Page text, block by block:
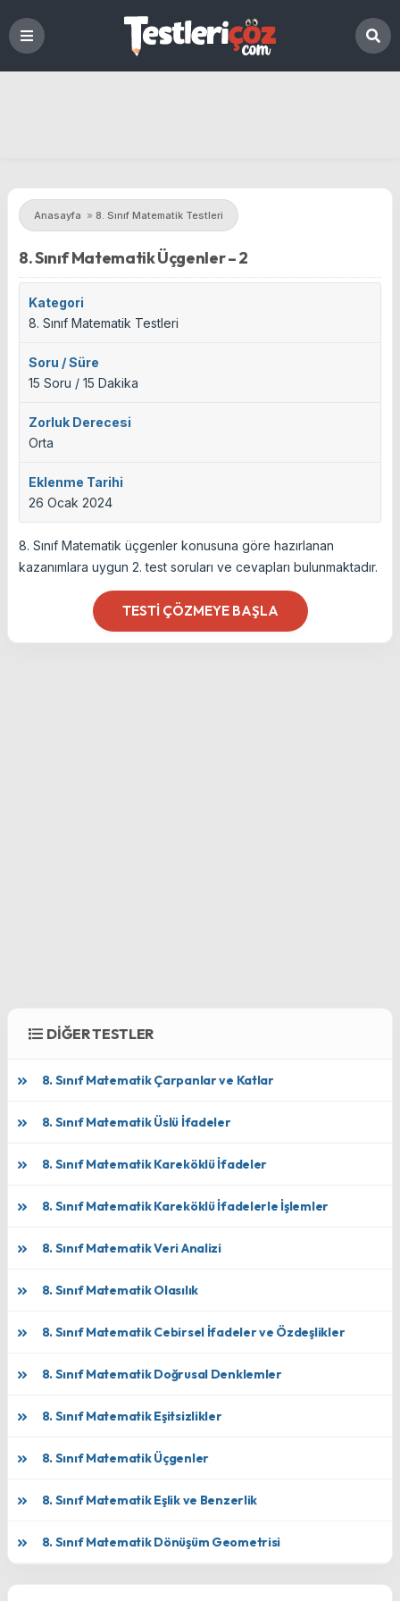
Anasayfa » 8. Sınıf Matematik Testleri
8. Sınıf Matematik Üçgenler – 2
Kategori
8. Sınıf Matematik Testleri
Soru / Süre
15 Soru / 15 Dakika
Zorluk Derecesi
Orta
Eklenme Tarihi
26 Ocak 2024
8. Sınıf Matematik üçgenler konusuna göre hazırlanan
kazanımlara uygun 2. test soruları ve cevapları bulunmaktadır.
TESTI ÇÖZMEYE BAŞLA
DİĞER TESTLER
8. Sınıf Matematik Çarpanlar ve Katlar
8. Sınıf Matematik Üslü İfadeler
8. Sınıf Matematik Kareköklü İfadeler
8. Sınıf Matematik Kareköklü İfadelerle İşlemler
8. Sınıf Matematik Veri Analizi
8. Sınıf Matematik Olasılık
8. Sınıf Matematik Cebirsel İfadeler ve Özdeşlikler
8. Sınıf Matematik Doğrusal Denklemler
8. Sınıf Matematik Eşitsizlikler
8. Sınıf Matematik Üçgenler
8. Sınıf Matematik Eşlik ve Benzerlik
8. Sınıf Matematik Dönüşüm Geometrisi